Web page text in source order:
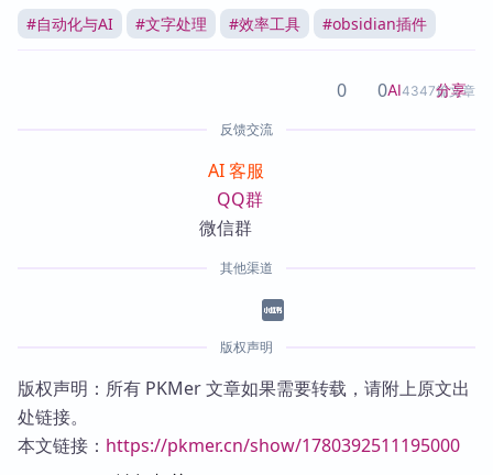
#自动化与AI #文字处理 #效率工具 #obsidian插件
AI4347篇文章
0 0 分享
反馈交流
AI 客服
QQ群
微信群
其他渠道
版权声明
版权声明：所有 PKMer 文章如果需要转载，请附上原文出
处链接。
本文链接： https://pkmer.cn/show/1780392511195000